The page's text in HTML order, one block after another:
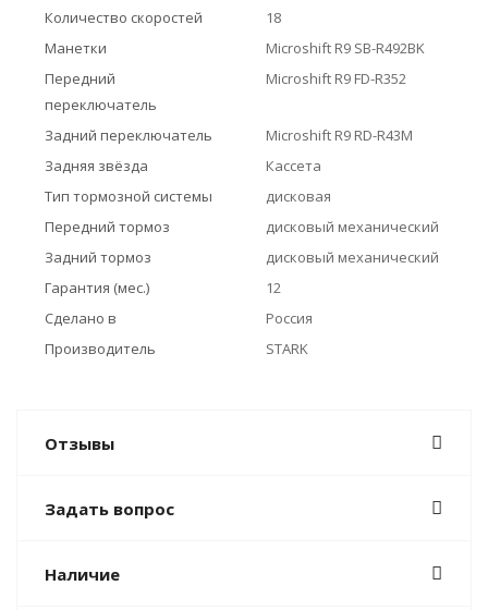
Количество скоростей
18
Манетки
Microshift R9 SB-R492BK
Передний
переключатель
Microshift R9 FD-R352
Задний переключатель
Microshift R9 RD-R43M
Задняя звёзда
Кассета
Тип тормозной системы
дисковая
Передний тормоз
дисковый механический
Задний тормоз
дисковый механический
Гарантия (мес.)
12
Сделано в
Россия
Производитель
STARK
Отзывы
Задать вопрос
Наличие